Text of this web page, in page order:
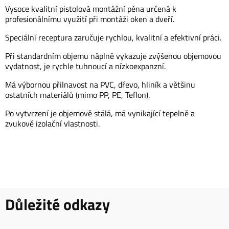
Vysoce kvalitní pistolová montážní pěna určená k
profesionálnímu využití při montáži oken a dveří.
Speciální receptura zaručuje rychlou, kvalitní a efektivní práci.
Při standardním objemu náplně vykazuje zvýšenou objemovou
vydatnost, je rychle tuhnoucí a nízkoexpanzní.
Má výbornou přilnavost na PVC, dřevo, hliník a většinu
ostatních materiálů (mimo PP, PE, Teflon).
Po vytvrzení je objemově stálá, má vynikající tepelně a
zvukově izolační vlastnosti.
Důležité odkazy